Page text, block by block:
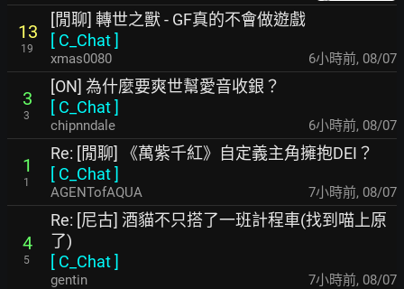
13
19
[閒聊] 轉世之獸 - GF真的不會做遊戲
[ C_Chat]
xmas0080 6小時前, 08/07
3
3
[ON] 為什麼要爽世幫愛音收銀？
[ C_Chat]
chipnndale 6小時前, 08/07
1
1
Re: [閒聊] 《萬紫千紅》自定義主角擁抱DEI？
[ C_Chat]
AGENTofAQUA 7小時前, 08/07
4
5
Re: [尼古] 酒貓不只搭了一班計程車(找到喵上原
了)
[ C_Chat]
gentin 7小時前, 08/07